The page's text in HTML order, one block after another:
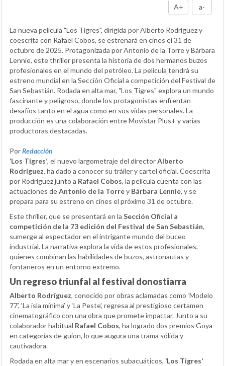
A+ a-
La nueva película "Los Tigres", dirigida por Alberto Rodríguez y
coescrita con Rafael Cobos, se estrenará en cines el 31 de
octubre de 2025. Protagonizada por Antonio de la Torre y Bárbara
Lennie, este thriller presenta la historia de dos hermanos buzos
profesionales en el mundo del petróleo. La película tendrá su
estreno mundial en la Sección Oficial a competición del Festival de
San Sebastián. Rodada en alta mar, "Los Tigres" explora un mundo
fascinante y peligroso, donde los protagonistas enfrentan
desafíos tanto en el agua como en sus vidas personales. La
producción es una colaboración entre Movistar Plus+ y varias
productoras destacadas.
PorRedacción
‘Los Tigres’, el nuevo largometraje del directorAlberto
Rodríguez, ha dado a conocer su tráiler y cartel oficial. Coescrita
por Rodríguez junto a Rafael Cobos, la película cuenta con las
actuaciones deAntonio de la Torrey Bárbara Lennie, y se
prepara para su estreno en cines el próximo 31 de octubre.
Este thriller, que se presentará en la Sección Oficial a
competición de la 73 edición del Festival de San Sebastián,
sumerge al espectador en el intrigante mundo del buceo
industrial. La narrativa explora la vida de estos profesionales,
quienes combinan las habilidades de buzos, astronautas y
fontaneros en un entorno extremo.
Un regreso triunfal al festival donostiarra
Alberto Rodríguez, conocido por obras aclamadas como ‘Modelo
77’, ‘La isla mínima’ y ‘La Peste’, regresa al prestigioso certamen
cinematográfico con una obra que promete impactar. Junto a su
colaborador habitual Rafael Cobos, ha logrado dos premios Goya
en categorías de guion, lo que augura una trama sólida y
cautivadora.
Rodada en alta mar y en escenarios subacuáticos, ‘Los Tigres’